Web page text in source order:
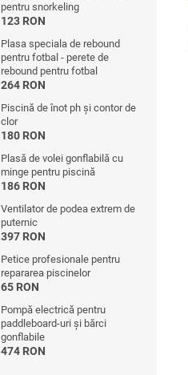
pentru snorkeling
123 RON
Plasa speciala de rebound
pentru fotbal - perete de
rebound pentru fotbal
264 RON
Piscină de înot ph și contor de
clor
180 RON
Plasă de volei gonflabilă cu
minge pentru piscină
186 RON
Ventilator de podea extrem de
puternic
397 RON
Petice profesionale pentru
repararea piscinelor
65 RON
Pompă electrică pentru
paddleboard-uri și bărci
gonflabile
474 RON